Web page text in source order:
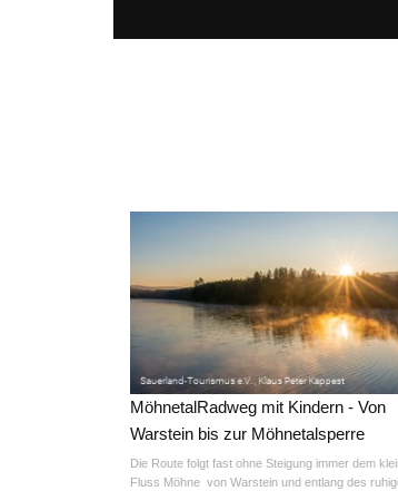
MöhnetalRadweg mit Kindern - Von
Warstein bis zur Möhnetalsperre
Die Route folgt fast ohne Steigung immer dem
Fluss Möhne von Warstein und entlang des